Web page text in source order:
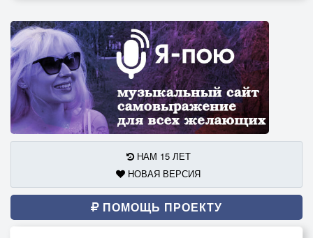
НАМ 15 ЛЕТ
НОВАЯ ВЕРСИЯ
ПОМОЩЬ ПРОЕКТУ